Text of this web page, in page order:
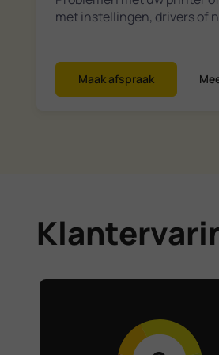
met instellingen, drivers of
Maak afspraak